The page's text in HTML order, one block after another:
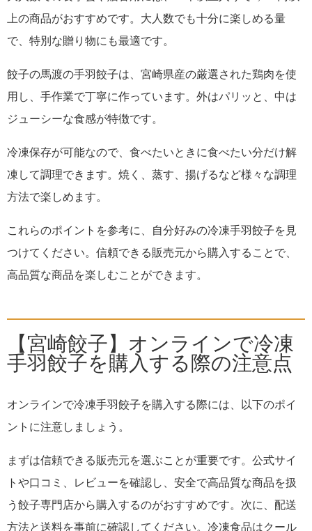
上の商品がおすすめです。大人数でも十分に楽しめる量
で、特別な贈り物にも最適です。
餃子の馬渡の手羽餃子は、宮崎県産の厳選された鶏肉を使
用し、手作業で丁寧に作っています。外はパリッと、中は
ジューシーな食感が特徴です。
冷凍保存が可能なので、食べたいときに食べたい分だけ解
凍して調理できます。焼く、蒸す、揚げるなど様々な調理
方法で楽しめます。
これらのポイントを参考に、自分好みの冷凍手羽餃子を見
つけてください。信頼できる販売元から購入することで、
高品質な商品を楽しむことができます。
【宮崎餃子】オンラインで冷凍
手羽餃子を購入する際の注意点
オンラインで冷凍手羽餃子を購入する際には、以下のポイ
ントに注意しましょう。
まずは信頼できる販売元を選ぶことが重要です。公式サイ
トや口コミ、レビューを確認し、安全で高品質な商品を扱
う餃子専門店から購入するのがおすすめです。次に、配送
方法と送料を事前に確認してください。冷凍食品はクール